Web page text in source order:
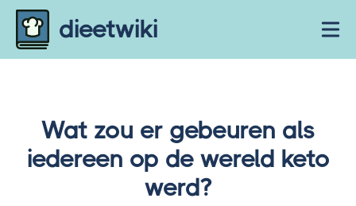
Skip to content
dieetwiki
Wat zou er gebeuren als
iedereen op de wereld keto
werd?